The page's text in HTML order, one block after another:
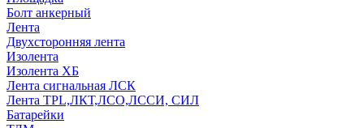
Болт анкерный
Лента
Двухсторонняя лента
Изолента
Изолента ХБ
Лента сигнальная ЛСК
Лента TPL,ЛКТ,ЛСО,ЛССИ, СИЛ
Батарейки